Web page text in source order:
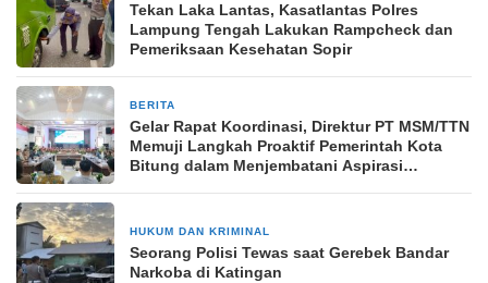
Tekan Laka Lantas, Kasatlantas Polres
Lampung Tengah Lakukan Rampcheck dan
Pemeriksaan Kesehatan Sopir
BERITA
Gelar Rapat Koordinasi, Direktur PT MSM/TTN
Memuji Langkah Proaktif Pemerintah Kota
Bitung dalam Menjembatani Aspirasi
HUKUM DAN KRIMINAL
Seorang Polisi Tewas saat Gerebek Bandar
Narkoba di Katingan